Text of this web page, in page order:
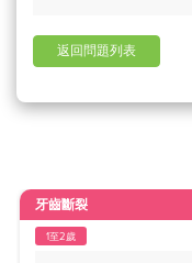
返回問題列表
牙齒斷裂
1至2歲